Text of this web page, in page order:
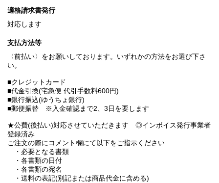
適格請求書発行
対応します
支払方法等
〈前払い〉をお願いしております。いずれかの方法をお選び下さ
い。
■クレジットカード
■代金引換(宅急便 代引手数料600円)
■銀行振込(ゆうちょ銀行)
■郵便振替 ※入金確認まで2、3日を要します
★公費(後払い)対応させていただきます ◎インボイス発行事業者
登録済み
ご注文の際にコメント欄にて以下をご指示ください
・必要となる書類
・各書類の日付
・各書類の宛名
・送料の表記(別記または商品代金に含める)